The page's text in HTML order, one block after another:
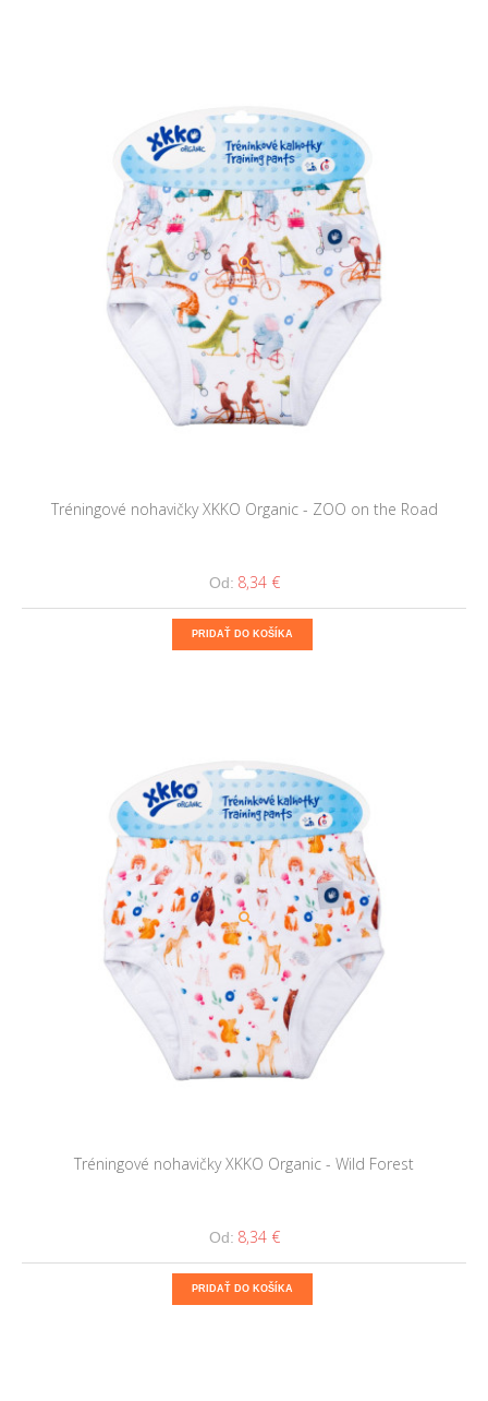
Tréningové nohavičky XKKO Organic - ZOO on the Road
Od: 8,34 €
PRIDAŤ DO KOŠÍKA
Tréningové nohavičky XKKO Organic - Wild Forest
Od: 8,34 €
PRIDAŤ DO KOŠÍKA